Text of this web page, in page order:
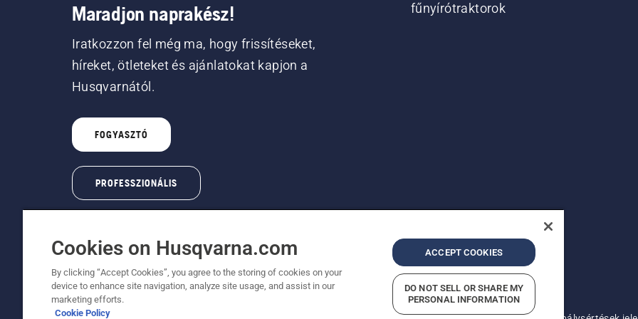
Maradjon naprakész!
Iratkozzon fel még ma, hogy frissítéseket,
híreket, ötleteket és ajánlatokat kapjon a
Husqvarnától.
FOGYASZTÓ
PROFESSZIONÁLIS
fűnyírótraktorok
© Husqvarna AB (publ). Minden jog fenntartva.
Cookies on Husqvarna.com
By clicking “Accept Cookies”, you agree to the storing of cookies on your
device to enhance site navigation, analyze site usage, and assist in our
marketing efforts.
Cookie Policy
ACCEPT COOKIES
DO NOT SELL OR SHARE MY
PERSONAL INFORMATION